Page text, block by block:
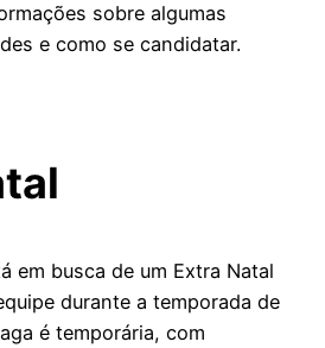
sobre algumas
e como se candidatar.
em busca de um Extra Natal
durante a temporada de
é temporária, com